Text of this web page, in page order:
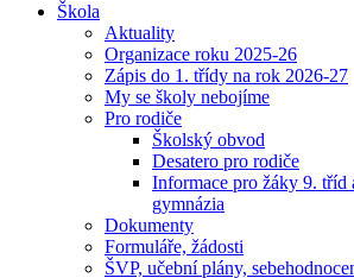
Škola
Aktuality
Organizace roku 2025-26
Zápis do 1. třídy na rok 2026-27
My se školy nebojíme
Pro rodiče
Školský obvod
Desatero pro rodiče
Informace pro žáky 9. tříd
gymnázia
Dokumenty
Formuláře, žádosti
ŠVP, učební plány,